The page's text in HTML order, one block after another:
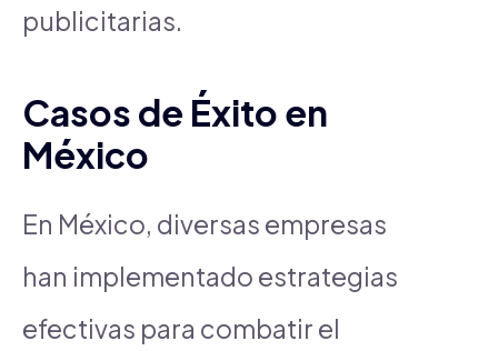
publicitarias.
Casos de Éxito en
México
En México, diversas empresas
han implementado estrategias
efectivas para combatir el